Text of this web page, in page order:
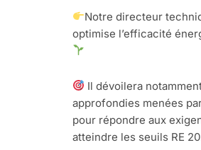
Notre directeur
optimise l’efficacité
Il dévoilera
approfondies menées
pour répondre aux
atteindre les seuils RE